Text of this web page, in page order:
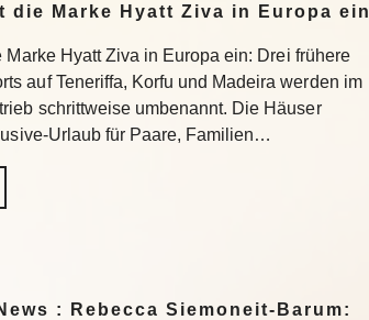
die Marke Hyatt Ziva in Europa ein
Marke Hyatt Ziva in Europa ein: Drei frühere
auf Teneriffa, Korfu und Madeira werden im
schrittweise umbenannt. Die Häuser
Urlaub für Paare, Familien…
: Rebecca Siemoneit-Barum: